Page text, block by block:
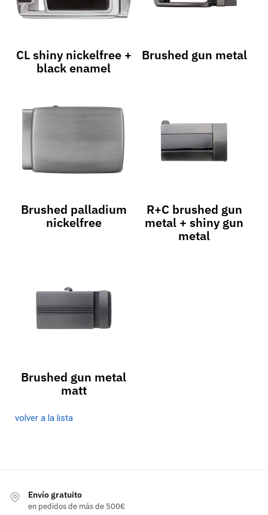
CL shiny nickelfree +
black enamel
Brushed gun metal
Brushed palladium
nickelfree
R+C brushed gun
metal + shiny gun
metal
Brushed gun metal
matt
volver a la lista
Envío gratuito
en pedidos de más de 500€